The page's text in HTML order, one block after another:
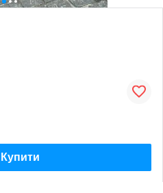
Купити